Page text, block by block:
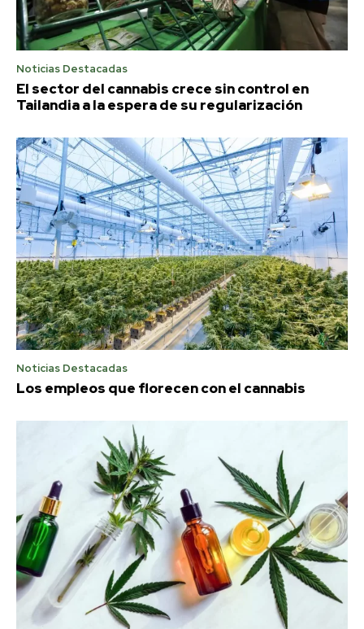
Noticias Destacadas
El sector del cannabis crece sin control en
Tailandia a la espera de su regularización
Noticias Destacadas
Los empleos que florecen con el cannabis